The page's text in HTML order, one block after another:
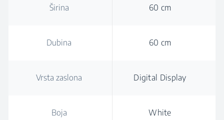
Širina 60 cm
Dubina 60 cm
Vrsta zaslona Digital Display
Boja White